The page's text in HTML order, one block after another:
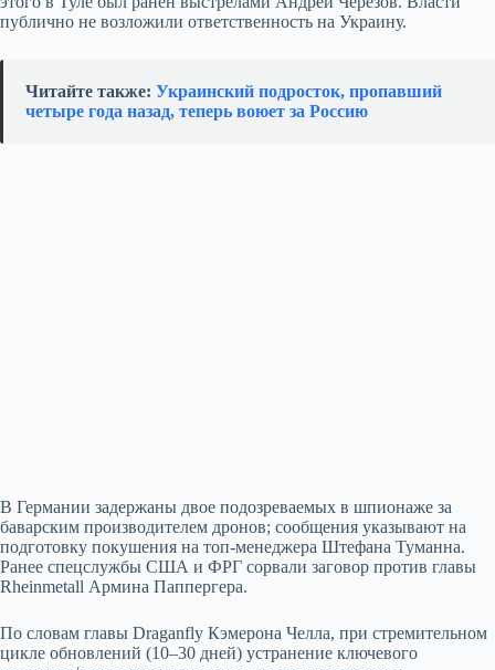
публично не возложили ответственность на Украину.
Читайте также: Украинский подросток, пропавший
четыре года назад, теперь воюет за Россию
В Германии задержаны двое подозреваемых в шпионаже за
баварским производителем дронов; сообщения указывают на
подготовку покушения на топ-менеджера Штефана Туманна.
Ранее спецслужбы США и ФРГ сорвали заговор против главы
Rheinmetall Армина Паппергера.
По словам главы Draganfly Кэмерона Челла, при стремительном
цикле обновлений (10–30 дней) устранение ключевого